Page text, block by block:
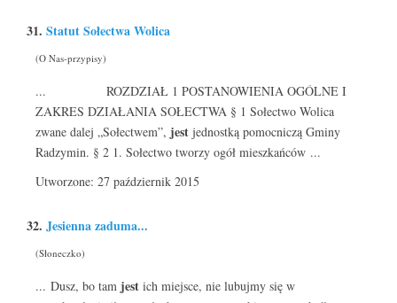
31. Statut Sołectwa Wolica
(O Nas-przypisy)
... ROZDZIAŁ 1 POSTANOWIENIA OGÓLNE I
ZAKRES DZIAŁANIA SOŁECTWA § 1 Sołectwo Wolica
zwane dalej „Sołectwem”, jest jednostką pomocniczą Gminy
Radzymin. § 2 1. Sołectwo tworzy ogół mieszkańców ...
Utworzone: 27 październik 2015
32. Jesienna zaduma...
(Słoneczko)
... Dusz, bo tam jest ich miejsce, nie lubujmy się w